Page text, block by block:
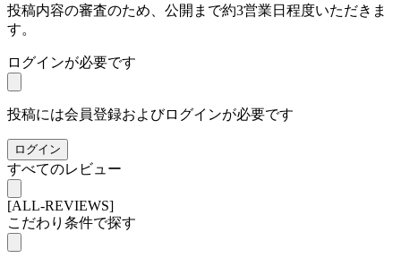
投稿内容の審査のため、公開まで約3営業日程度いただきま
す。
ログインが必要です
投稿には会員登録およびログインが必要です
ログイン
すべてのレビュー
[ALL-REVIEWS]
こだわり条件で探す